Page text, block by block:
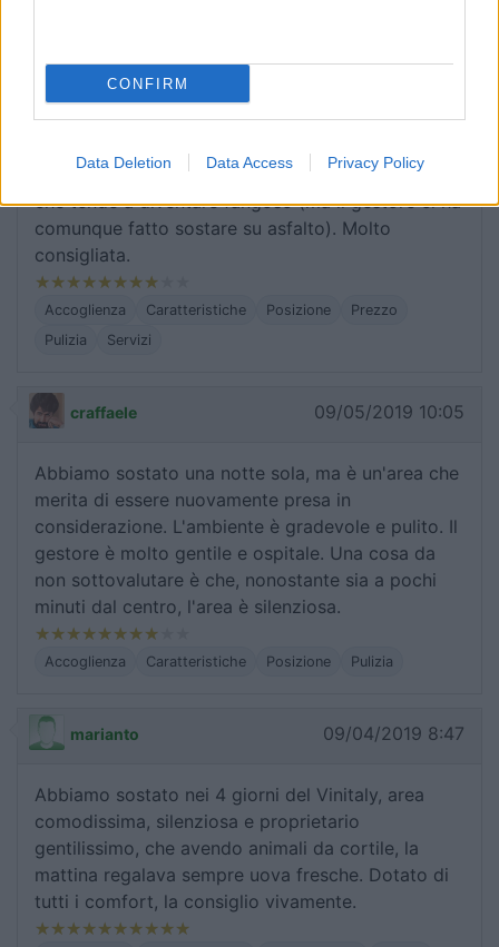
CONFIRM
Data Deletion Data Access Privacy Policy
Bell'agricampeggio a 2 passi dal centro di Verona.
Gestore molto cortese, disponibile ed efficiente,
tutti i servizi a disposizione. Prezzi non
economicissimi ma si paga per quello che si
ottiene. Da migliorare forse il fondo delle piazzole
che tende a diventare fangoso (ma il gestore ci ha
comunque fatto sostare su asfalto). Molto
consigliata.
Accoglienza Caratteristiche Posizione
Prezzo
Pulizia
Servizi
craffaele 09/05/2019 10:05
Abbiamo sostato una notte sola, ma è un'area che
merita di essere nuovamente presa in
considerazione. L'ambiente è gradevole e pulito. Il
gestore è molto gentile e ospitale. Una cosa da
non sottovalutare è che, nonostante sia a pochi
minuti dal centro, l'area è silenziosa.
Accoglienza Caratteristiche Posizione Pulizia
marianto 09/04/2019 8:47
Abbiamo sostato nei 4 giorni del Vinitaly, area
comodissima, silenziosa e proprietario
gentilissimo, che avendo animali da cortile, la
mattina regalava sempre uova fresche. Dotato di
tutti i comfort, la consiglio vivamente.